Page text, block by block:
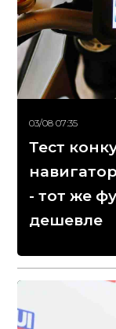
03/08 07:35
Тест
- тот же
дешевле